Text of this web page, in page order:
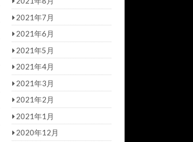
2021年7月
2021年6月
2021年5月
2021年4月
2021年3月
2021年2月
2021年1月
2020年12月